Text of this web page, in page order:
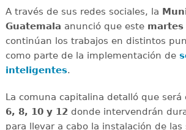
A través de sus redes sociales, la
Guatemala anunció que este martes
continúan los trabajos en distintos
como parte de la implementación de
inteligentes.
La comuna capitalina detalló que será
6, 8, 10 y 12donde intervendrán
para llevar a cabo la instalación de las